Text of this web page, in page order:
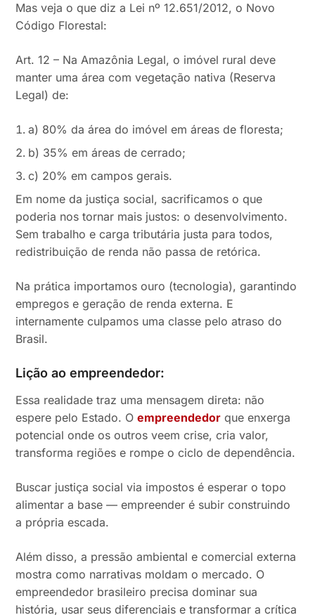
Mas veja o que diz a Lei nº 12.651/2012, o Novo
Código Florestal:
Art. 12 – Na Amazônia Legal, o imóvel rural deve
manter uma área com vegetação nativa (Reserva
Legal) de:
a) 80% da área do imóvel em áreas de floresta;
b) 35% em áreas de cerrado;
c) 20% em campos gerais.
Em nome da justiça social, sacrificamos o que
poderia nos tornar mais justos: o desenvolvimento.
Sem trabalho e carga tributária justa para todos,
redistribuição de renda não passa de retórica.
Na prática importamos ouro (tecnologia), garantindo
empregos e geração de renda externa. E
internamente culpamos uma classe pelo atraso do
Brasil.
Lição ao empreendedor:
Essa realidade traz uma mensagem direta: não
espere pelo Estado. Oempreendedor que enxerga
potencial onde os outros veem crise, cria valor,
transforma regiões e rompe o ciclo de dependência.
Buscar justiça social via impostos é esperar o topo
alimentar a base — empreender é subir construindo
a própria escada.
Além disso, a pressão ambiental e comercial externa
mostra como narrativas moldam o mercado. O
empreendedor brasileiro precisa dominar sua
história, usar seus diferenciais e transformar a crítica